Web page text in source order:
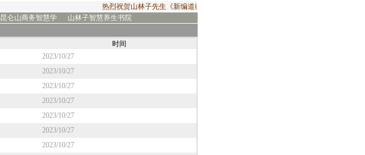
热烈祝贺山林子先生《新编道德经》2019年出版发行！由华夏出版社出版发行的
昆仑山商务智慧学 山林子智慧养生书院
时间
2023/10/27
2023/10/27
2023/10/27
2023/10/27
2023/10/27
2023/10/27
2023/10/27